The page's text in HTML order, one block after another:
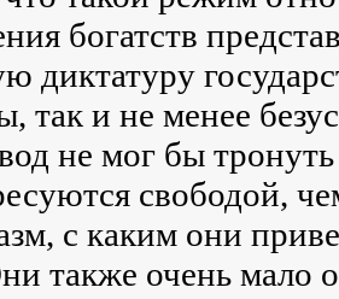
богатств
диктатуру
так и не менее
не мог бы
свободой,
с каким они
также очень мало